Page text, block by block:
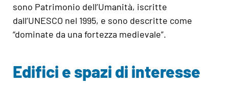
sono Patrimonio dell’Umanità, iscritte
dall’UNESCO nel 1995, e sono descritte come
“dominate da una fortezza medievale”.
Edifici e spazi di interesse